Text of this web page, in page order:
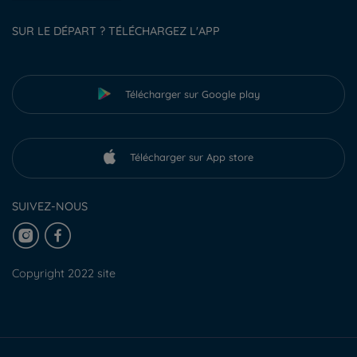
SUR LE DÉPART ? TÉLÉCHARGEZ L'APP
Télécharger sur Google play
Télécharger sur App store
SUIVEZ-NOUS
Copyright 2022 site